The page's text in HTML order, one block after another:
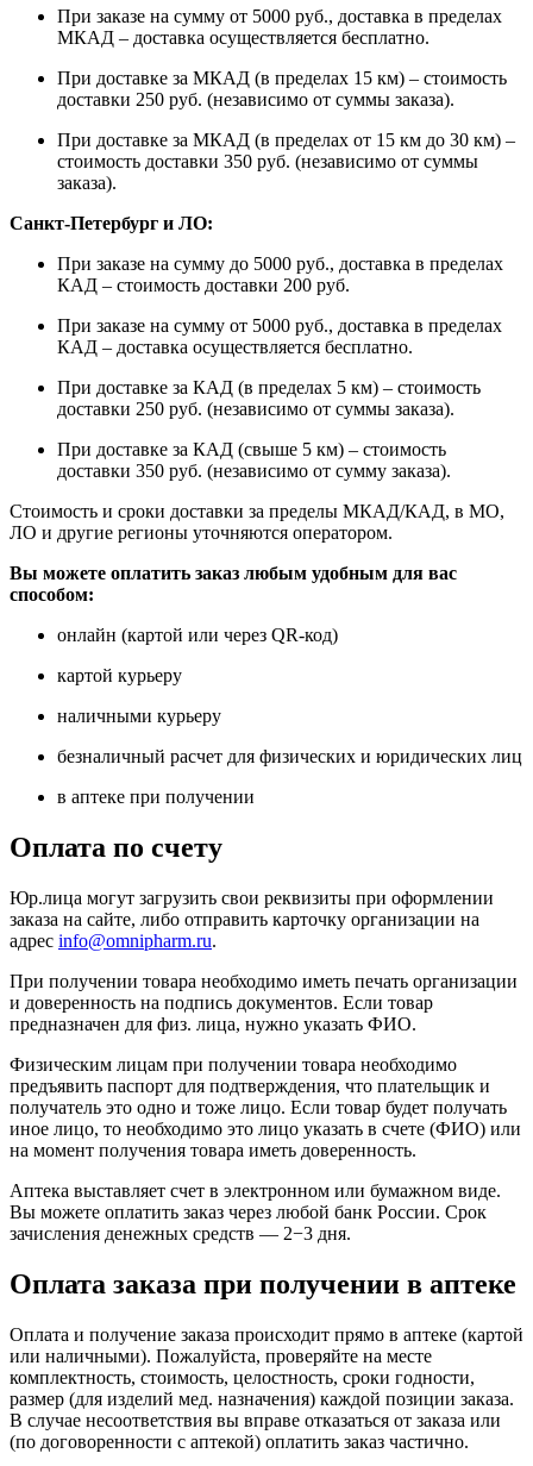
При заказе на сумму от 5000 руб., доставка в пределах
МКАД – доставка осуществляется бесплатно.
При доставке за МКАД (в пределах 15 км) – стоимость
доставки 250 руб. (независимо от суммы заказа).
При доставке за МКАД (в пределах от 15 км до 30 км) –
стоимость доставки 350 руб. (независимо от суммы
заказа).
Санкт-Петербург и ЛО:
При заказе на сумму до 5000 руб., доставка в пределах
КАД – стоимость доставки 200 руб.
При заказе на сумму от 5000 руб., доставка в пределах
КАД – доставка осуществляется бесплатно.
При доставке за КАД (в пределах 5 км) – стоимость
доставки 250 руб. (независимо от суммы заказа).
При доставке за КАД (свыше 5 км) – стоимость
доставки 350 руб. (независимо от сумму заказа).
Стоимость и сроки доставки за пределы МКАД/КАД, в МО,
ЛО и другие регионы уточняются оператором.
Вы можете оплатить заказ любым удобным для вас
способом:
онлайн (картой или через QR-код)
картой курьеру
наличными курьеру
безналичный расчет для физических и юридических лиц
в аптеке при получении
Оплата по счету
Юр.лица могут загрузить свои реквизиты при оформлении
заказа на сайте, либо отправить карточку организации на
адрес info@omnipharm.ru.
При получении товара необходимо иметь печать организации
и доверенность на подпись документов. Если товар
предназначен для физ. лица, нужно указать ФИО.
Физическим лицам при получении товара необходимо
предъявить паспорт для подтверждения, что плательщик и
получатель это одно и тоже лицо. Если товар будет получать
иное лицо, то необходимо это лицо указать в счете (ФИО) или
на момент получения товара иметь доверенность.
Аптека выставляет счет в электронном или бумажном виде.
Вы можете оплатить заказ через любой банк России. Срок
зачисления денежных средств — 2−3 дня.
Оплата заказа при получении в аптеке
Оплата и получение заказа происходит прямо в аптеке (картой
или наличными). Пожалуйста, проверяйте на месте
комплектность, стоимость, целостность, сроки годности,
размер (для изделий мед. назначения) каждой позиции заказа.
В случае несоответствия вы вправе отказаться от заказа или
(по договоренности с аптекой) оплатить заказ частично.